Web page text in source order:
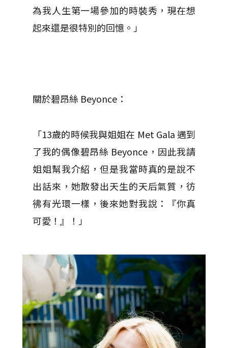
為我人生第一場參加的時裝秀，現在想
起來還是很特別的回憶。」
關於碧昂絲 Beyonce：
「13歲的時候我與姐姐在 Met Gala 遇到
了我的偶像碧昂絲 Beyonce，因此我請
姐姐幫我介紹，但是我當時真的是說不
出話來，她散發出天生的天后氣質，彷
彿有光環一樣，後來她對我說：『你真
可愛！』！」